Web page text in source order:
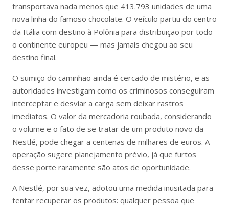
transportava nada menos que 413.793 unidades de uma
nova linha do famoso chocolate. O veículo partiu do centro
da Itália com destino à Polônia para distribuição por todo
o continente europeu — mas jamais chegou ao seu
destino final.
O sumiço do caminhão ainda é cercado de mistério, e as
autoridades investigam como os criminosos conseguiram
interceptar e desviar a carga sem deixar rastros
imediatos. O valor da mercadoria roubada, considerando
o volume e o fato de se tratar de um produto novo da
Nestlé, pode chegar a centenas de milhares de euros. A
operação sugere planejamento prévio, já que furtos
desse porte raramente são atos de oportunidade.
A Nestlé, por sua vez, adotou uma medida inusitada para
tentar recuperar os produtos: qualquer pessoa que